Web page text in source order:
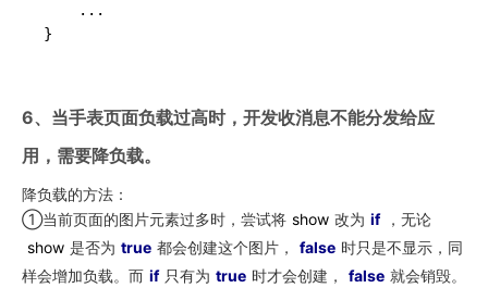
    ...
6、当手表页面负载过高时，开发收消息不能分发给应
用，需要降负载。
降负载的方法：
①当前页面的图片元素过多时，尝试将 show 改为 if
，无论
show 是否为 true 都会创建这个图片， false 时只是不显示，同
样会增加负载。而 if 只有为 true 时才会创建， false 就会销毁。